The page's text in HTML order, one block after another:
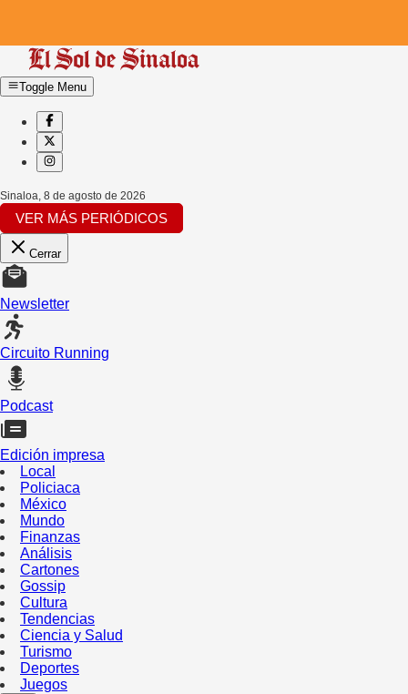
Toggle Menu
Sinaloa, 8 de agosto de 2026
VER MÁS PERIÓDICOS
Cerrar
Newsletter
Circuito Running
Podcast
Edición impresa
Local
Policiaca
México
Mundo
Finanzas
Análisis
Cartones
Gossip
Cultura
Tendencias
Ciencia y Salud
Turismo
Deportes
Juegos